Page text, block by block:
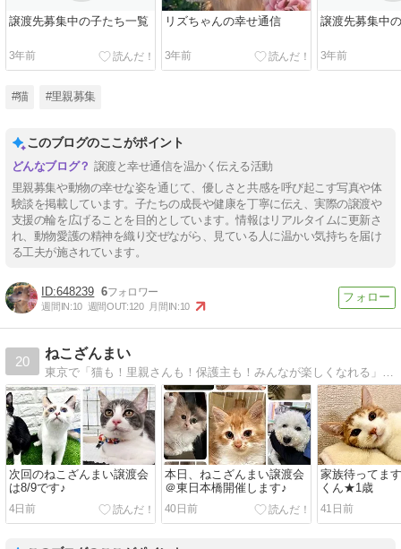
譲渡先募集中の子たち一覧
3年前
リズちゃんの幸せ通信
3年前
譲渡先募集中
3年前
#猫 #里親募集
このブログのここがポイント
譲渡と幸せ通信を温かく伝える活動
里親募集や動物の幸せな姿を通じて、優しさと共感を呼び起こす写真や体
験談を掲載しています。子たちの成長や健康を丁寧に伝え、実際の譲渡や
支援の輪を広げることを目的としています。情報はリアルタイムに更新さ
れ、動物愛護の精神を織り交ぜながら、見ている人に温かい気持ちを届け
る工夫が施されています。
648239 6
週間IN:10 週間OUT:120 月間IN:10
20
ねこざんまい
東京で「猫も！里親さんも！保護主も！みんなが楽しくなれる」譲渡会を開催。ほんわかしたアットホームな居心地の中、新しい家族となる猫ちゃんたちとお話してください
次回のねこざんまい譲渡会
は8/9です♪
4日前
本日、ねこざんまい譲渡会
＠東日本橋開催します♪
40日前
家族待ってま
くん★1歳
41日前